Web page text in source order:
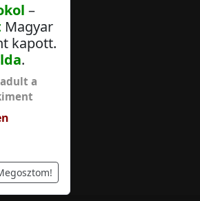
–
Magyar
kapott.
.
a